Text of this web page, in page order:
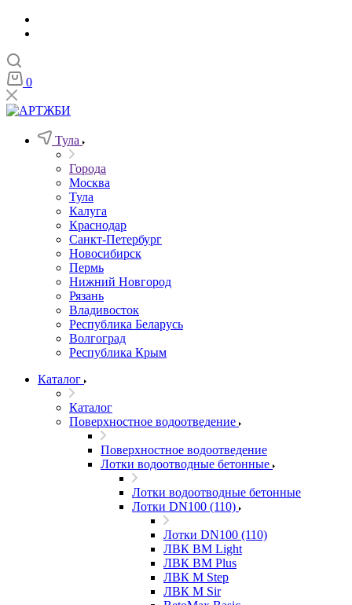
0
Тула
Города
Москва
Тула
Калуга
Краснодар
Санкт-Петербург
Новосибирск
Пермь
Нижний Новгород
Рязань
Владивосток
Республика Беларусь
Волгоград
Республика Крым
Каталог
Каталог
Поверхностное водоотведение
Поверхностное водоотведение
Лотки водоотводные бетонные
Лотки водоотводные бетонные
Лотки DN100 (110)
Лотки DN100 (110)
ЛВК ВМ Light
ЛВК ВМ Plus
ЛВК М Step
ЛВК М Sir